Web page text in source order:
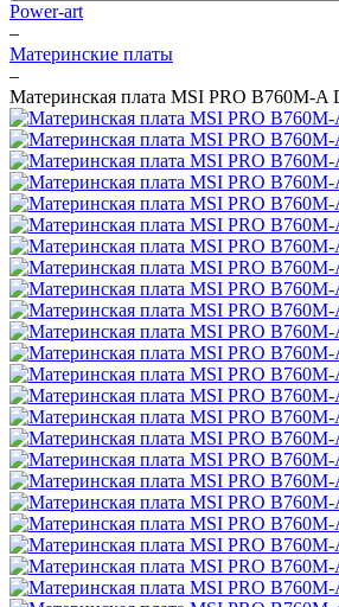
Power-art
–
Материнские платы
–
Материнская плата MSI PRO B760M-A